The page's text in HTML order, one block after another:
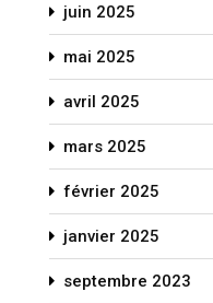
juin 2025
mai 2025
avril 2025
mars 2025
février 2025
janvier 2025
septembre 2023